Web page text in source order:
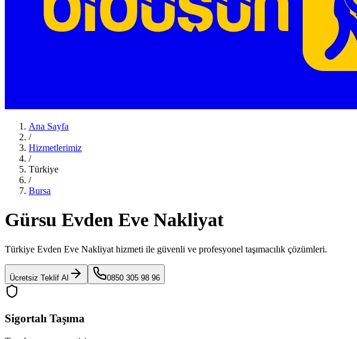
Ana Sayfa
/
Hizmetlerimiz
/
Türkiye
/
Bursa
Gürsu Evden Eve Nakliyat
Türkiye Evden Eve Nakliyat hizmeti ile güvenli ve profesyonel taşımacılık çözümleri.
Ücretsiz Teklif Al 0850 305 98 96
Sigortalı Taşıma